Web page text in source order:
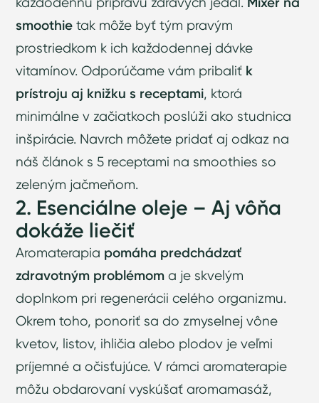
smoothie tak môže byť tým pravým
prostriedkom k ich každodennej dávke
vitamínov. Odporúčame vám pribaliť k
prístroju aj knižku s receptami, ktorá
minimálne v začiatkoch poslúži ako studnica
inšpirácie. Navrch môžete pridať aj odkaz na
náščlánok s 5 receptami na smoothies so
zeleným jačmeňom.
2. Esenciálne oleje – Aj vôňa
dokáže liečiť
Aromaterapia pomáha predchádzať
zdravotným problémom a je skvelým
doplnkom pri regenerácii celého organizmu.
Okrem toho, ponoriť sa do zmyselnej vône
kvetov, listov, ihličia alebo plodov je veľmi
príjemné a očisťujúce. V rámci aromaterapie
môžu obdarovaní vyskúšať aromamasáž,